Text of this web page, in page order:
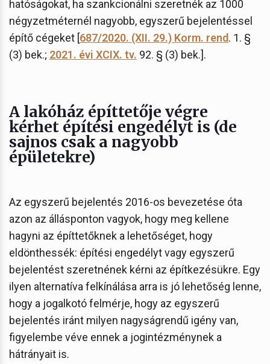
hatóságokat, ha szankcionálni szeretnék az 1000
négyzetméternél nagyobb, egyszerű bejelentéssel
építő cégeket [687/2020. (XII. 29.) Korm. rend. 1. §
(3) bek.; 2021. évi XCIX. tv. 92. § (3) bek.].
A lakóház építtetője végre
kérhet építési engedélyt is (de
sajnos csak a nagyobb
épületekre)
Az egyszerű bejelentés 2016-os bevezetése óta
azon az állásponton vagyok, hogy meg kellene
hagyni az építtetőknek a lehetőséget, hogy
eldönthessék: építési engedélyt vagy egyszerű
bejelentést szeretnének kérni az építkezésükre. Egy
ilyen alternatíva felkínálása arra is jó lehetőség lenne,
hogy a jogalkotó felmérje, hogy az egyszerű
bejelentés iránt milyen nagyságrendű igény van,
figyelembe véve ennek a jogintézménynek a
hátrányait is.